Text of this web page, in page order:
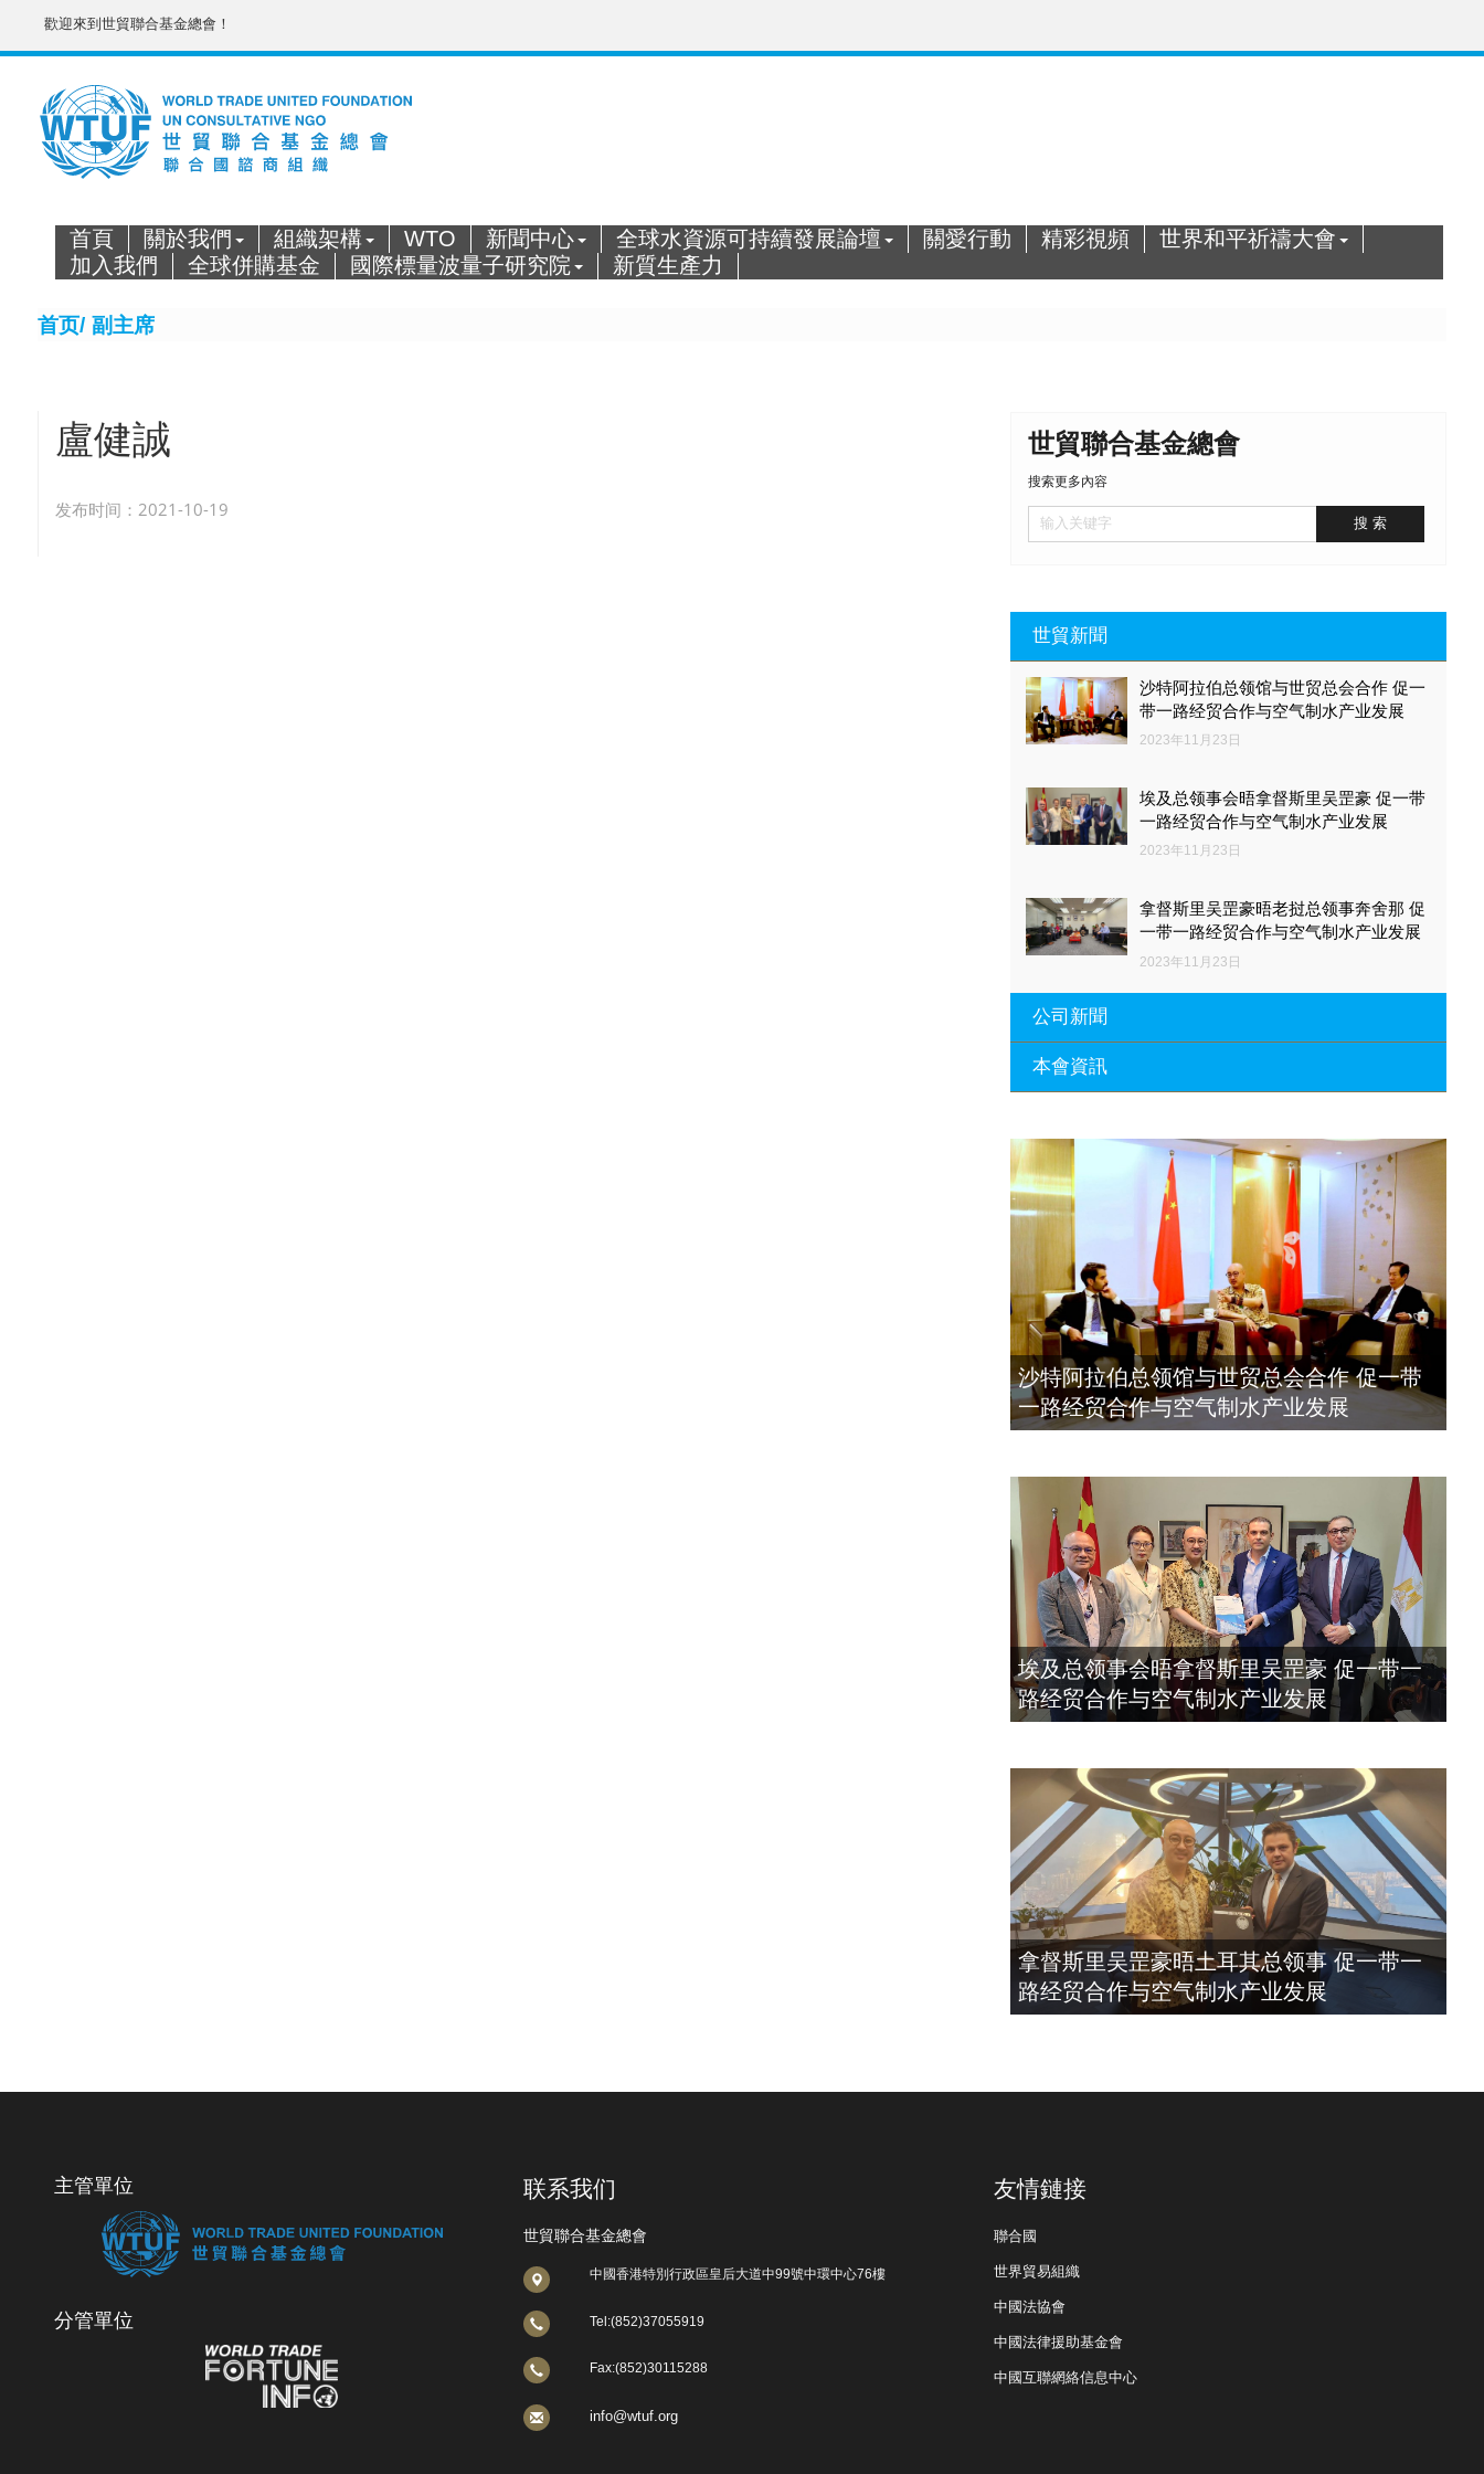
歡迎來到世貿聯合基金總會！
首頁 關於我們 組織架構 WTO 新聞中心 全球水資源可持續發展論壇 關愛行動 精彩視頻
世界和平祈禱大會
加入我們
全球併購基金 國際標量波量子研究院 新質生產力
首页/ 副主席
盧健誠
发布时间：2021-10-19
世貿聯合基金總會
搜索更多內容
世貿新聞
沙特阿拉伯总领馆与世贸总会合作 促一
带一路经贸合作与空气制水产业发展
2023年11月23日
埃及总领事会晤拿督斯里吴罡豪 促一带
一路经贸合作与空气制水产业发展
2023年11月23日
拿督斯里吴罡豪晤老挝总领事奔舍那 促
一带一路经贸合作与空气制水产业发展
2023年11月23日
公司新聞
带一路经贸合作与空气制水产业发展
埃及总领事会晤拿督斯里吴罡豪 促一带
一路经贸合作与空气制水产业发展
2023年11月23日
拿督斯里吴罡豪晤土耳其总领事 促一带
一路经贸合作与空气制水产业发展
2023年11月23日
本會資訊
瑚蒞臨 天泉鼎豐深圳總部及國際標量波
量子研究院
2021年12月10日
標量波光量子導入系統聯合國總部拿督
斯裏吳達鎔教授首發
2021年12月10日
空氣制水發明人吳達鎔出席聯合國環境
科政商管治聯盟會議
2021年12月10日
沙特阿拉伯总领馆与世贸总会合作 促一带
一路经贸合作与空气制水产业发展
埃及总领事会晤拿督斯里吴罡豪 促一带一
路经贸合作与空气制水产业发展
拿督斯里吴罡豪晤土耳其总领事 促一带一
路经贸合作与空气制水产业发展
主管單位
分管單位
联系我们
世貿聯合基金總會
中國香港特別行政區皇后大道中99號中環中心76樓
Tel:(852)37055919
Fax:(852)30115288
info@wtuf.org
友情鏈接
聯合國
世界貿易組織
中國法協會
中國法律援助基金會
中國互聯網絡信息中心